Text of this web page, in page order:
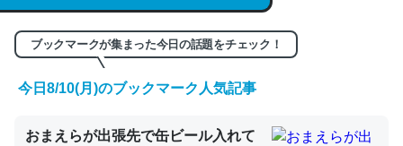
─GPTの仕組みと限界についての考察（１） - conceptualization
ブックマークが集まった今日の話題をチェック！
今日8/10(月)のブックマーク人気記事
おまえらが出張先で缶ビール入れて